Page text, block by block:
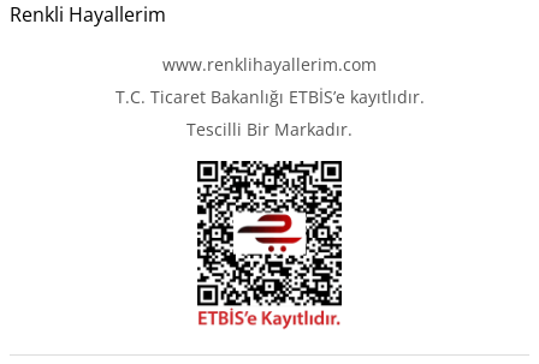
Renkli Hayallerim
www.renklihayallerim.com
T.C. Ticaret Bakanlığı ETBİS’e kayıtlıdır.
Tescilli Bir Markadır.